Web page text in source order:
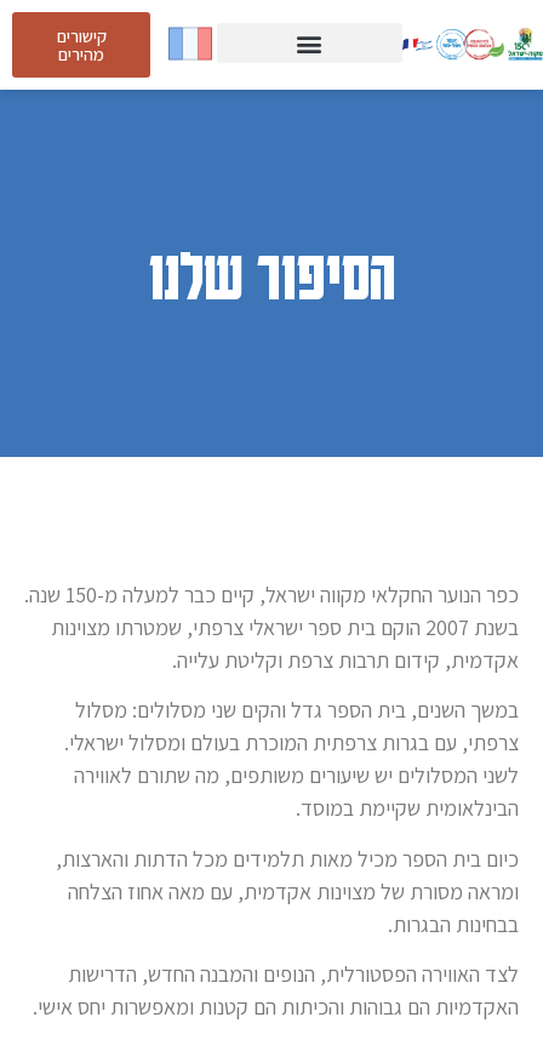
קישורים
מהירים
הסיפור שלנו
כפר הנוער החקלאי מקווה ישראל, קיים כבר למעלה מ-150 שנה.
בשנת 2007 הוקם בית ספר ישראלי צרפתי, שמטרתו מצוינות
אקדמית, קידום תרבות צרפת וקליטת עלייה.
במשך השנים, בית הספר גדל והקים שני מסלולים: מסלול
צרפתי, עם בגרות צרפתית המוכרת בעולם ומסלול ישראלי.
לשני המסלולים יש שיעורים משותפים, מה שתורם לאווירה
הבינלאומית שקיימת במוסד.
כיום בית הספר מכיל מאות תלמידים מכל הדתות והארצות,
ומראה מסורת של מצוינות אקדמית, עם מאה אחוז הצלחה
בבחינות הבגרות.
לצד האווירה הפסטורלית, הנופים והמבנה החדש, הדרישות
האקדמיות הם גבוהות והכיתות הם קטנות ומאפשרות יחס אישי.